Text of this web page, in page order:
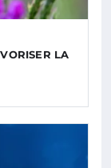
LA